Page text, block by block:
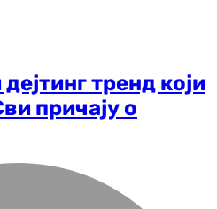
тренд који
причају о